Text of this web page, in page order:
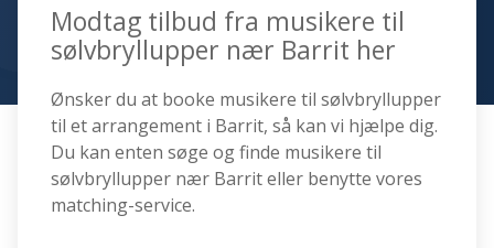
Modtag tilbud fra musikere til
sølvbryllupper nær Barrit her
Ønsker du at booke musikere til sølvbryllupper
til et arrangement i Barrit, så kan vi hjælpe dig.
Du kan enten søge og finde musikere til
sølvbryllupper nær Barrit eller benytte vores
matching-service.